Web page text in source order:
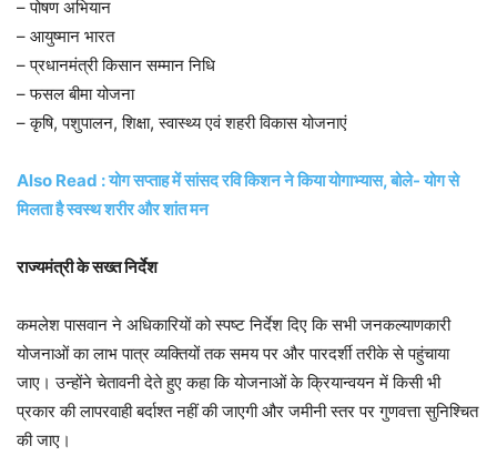
– पोषण अभियान
– आयुष्मान भारत
– प्रधानमंत्री किसान सम्मान निधि
– फसल बीमा योजना
– कृषि, पशुपालन, शिक्षा, स्वास्थ्य एवं शहरी विकास योजनाएं
Also Read : योग सप्ताह में सांसद रवि किशन ने किया योगाभ्यास, बोले- योग से
मिलता है स्वस्थ शरीर और शांत मन
राज्यमंत्री के सख्त निर्देश
कमलेश पासवान ने अधिकारियों को स्पष्ट निर्देश दिए कि सभी जनकल्याणकारी
योजनाओं का लाभ पात्र व्यक्तियों तक समय पर और पारदर्शी तरीके से पहुंचाया
जाए। उन्होंने चेतावनी देते हुए कहा कि योजनाओं के क्रियान्वयन में किसी भी
प्रकार की लापरवाही बर्दाश्त नहीं की जाएगी और जमीनी स्तर पर गुणवत्ता सुनिश्चित
की जाए।